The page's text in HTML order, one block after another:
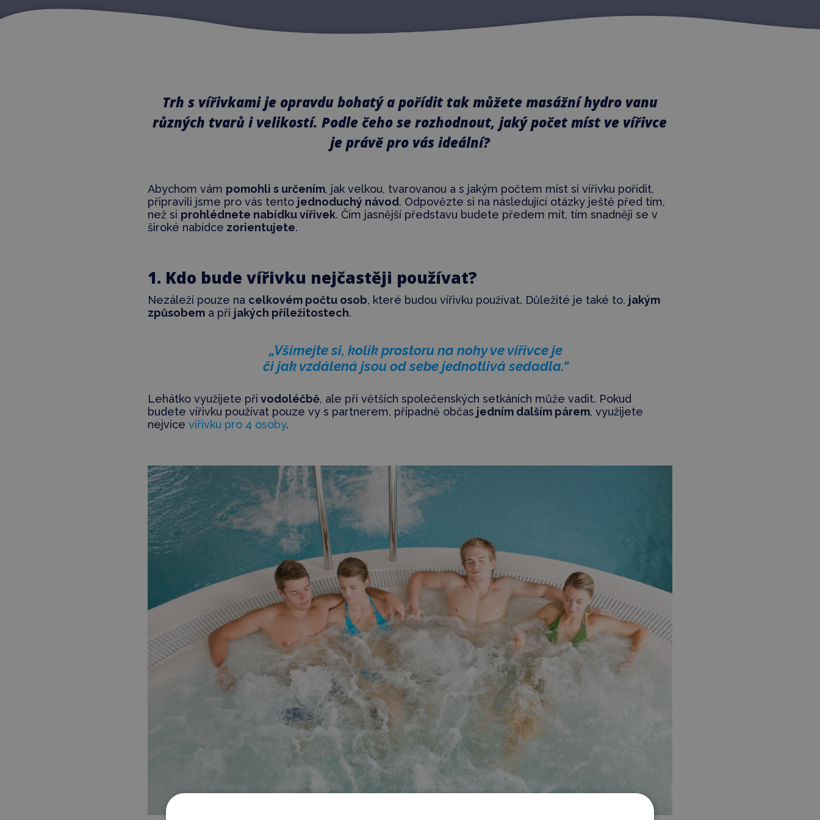
Trh s vířivkami je opravdu bohatý a pořídit tak můžete masážní hydro vanu
různých tvarů i velikostí. Podle čeho se rozhodnout, jaký počet míst ve vířivce
je právě pro vás ideální?
Abychom vám pomohli s určením, jak velkou, tvarovanou a s jakým počtem míst si vířivku pořídit,
připravili jsme pro vás tento jednoduchý návod. Odpovězte si na následující otázky ještě před tím,
než si prohlédnete nabídku vířivek. Čím jasnější představu budete předem mít, tím snadněji se v
široké nabídce zorientujete.
1. Kdo bude vířivku nejčastěji používat?
Nezáleží pouze na celkovém počtu osob, které budou vířivku používat. Důležité je také to, jakým
způsobema při jakých příležitostech.
„Všímejte si, kolik prostoru na nohy ve vířivce je
či jak vzdálená jsou od sebe jednotlivá sedadla.“
Lehátko využijete při vodoléčbě, ale při větších společenských setkáních může vadit. Pokud
budete vířivku používat pouze vy s partnerem, případně občas jedním dalším párem, využijete
nejvíce vířivku pro 4 osoby.